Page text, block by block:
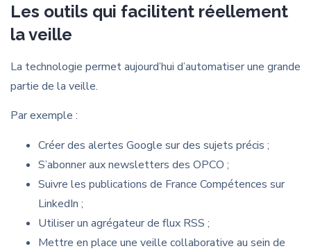
Les outils qui facilitent réellement
la veille
La technologie permet aujourd’hui d’automatiser une grande
partie de la veille.
Par exemple :
Créer des alertes Google sur des sujets précis ;
S’abonner aux newsletters des OPCO ;
Suivre les publications de France Compétences sur
LinkedIn ;
Utiliser un agrégateur de flux RSS ;
Mettre en place une veille collaborative au sein de